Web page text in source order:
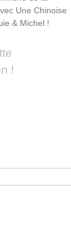
Une Chinoise
& Michel !
!